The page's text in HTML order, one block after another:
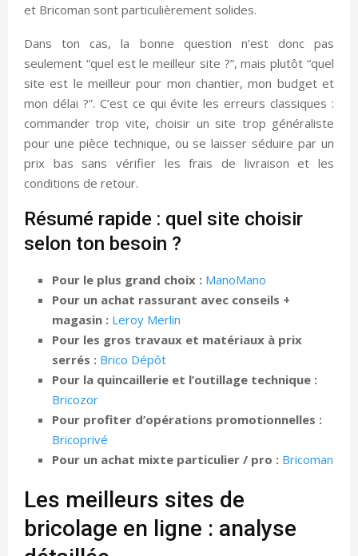
et Bricoman sont particulièrement solides.
Dans ton cas, la bonne question n’est donc pas
seulement “quel est le meilleur site ?”, mais plutôt “quel
site est le meilleur pour mon chantier, mon budget et
mon délai ?”. C’est ce qui évite les erreurs classiques :
commander trop vite, choisir un site trop généraliste
pour une pièce technique, ou se laisser séduire par un
prix bas sans vérifier les frais de livraison et les
conditions de retour.
Résumé rapide : quel site choisir
selon ton besoin ?
Pour le plus grand choix : ManoMano
Pour un achat rassurant avec conseils +
magasin : Leroy Merlin
Pour les gros travaux et matériaux à prix
serrés : Brico Dépôt
Pour la quincaillerie et l’outillage technique :
Bricozor
Pour profiter d’opérations promotionnelles :
Bricoprivé
Pour un achat mixte particulier / pro : Bricoman
Les meilleurs sites de
bricolage en ligne : analyse